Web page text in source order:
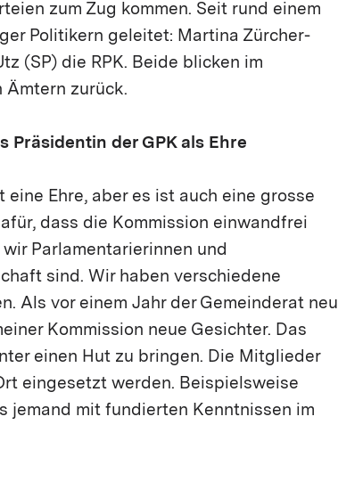
zum Zug kommen. Seit rund einem
Politikern geleitet: Martina Zürcher-
(SP) die RPK. Beide blicken im
Ämtern zurück.
Präsidentin der GPK als Ehre
eine Ehre, aber es ist auch eine grosse
dass die Kommission einwandfrei
Parlamentarierinnen und
sind. Wir haben verschiedene
Als vor einem Jahr der Gemeinderat neu
Kommission neue Gesichter. Das
einen Hut zu bringen. Die Mitglieder
eingesetzt werden. Beispielsweise
jemand mit fundierten Kenntnissen im